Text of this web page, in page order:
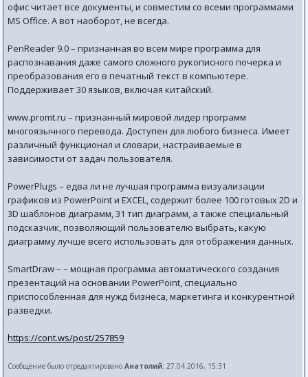
офис читает все документы, и совместим со всеми программами
MS Office. А вот наоборот, не всегда.
PenReader 9.0 – признанная во всем мире программа для
распознавания даже самого сложного рукописного почерка и
преобразования его в печатный текст в компьютере.
Поддерживает 30 языков, включая китайский.
www.promt.ru – признанный мировой лидер программ
многоязычного перевода. Доступен для любого бизнеса. Имеет
различный функционал и словари, настраиваемые в
зависимости от задач пользователя.
PowerPlugs – едва ли не лучшая программа визуализации
графиков из PowerPoint и EXCEL, содержит более 100 готовых 2D и
3D шаблонов диаграмм, 31 тип диаграмм, а также специальный
подсказчик, позволяющий пользователю выбрать, какую
диаграмму лучше всего использовать для отображения данных.
SmartDraw – – мощная программа автоматического создания
презентаций на основании PowerPoint, специально
приспособленная для нужд бизнеса, маркетинга и конкурентной
разведки.
https://cont.ws/post/257859
Сообщение было отредактированоАнатолий: 27.04.2016, 15:31